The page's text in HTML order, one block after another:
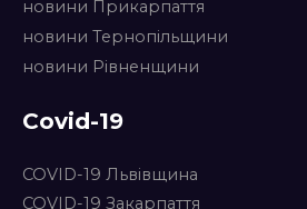
новини Прикарпаття
новини Тернопільщини
новини Рівненщини
Covid-19
COVID-19 Львівщина
COVID-19 Закарпаття